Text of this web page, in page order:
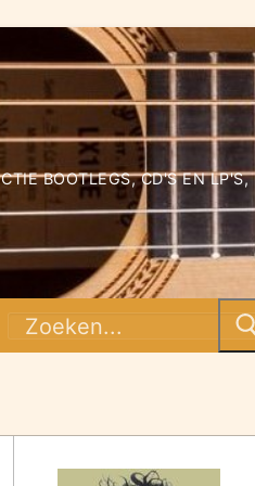
BOOTLEGS, CD'S EN LP'S,
Zoeken